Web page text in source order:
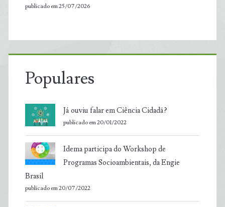
publicado em 25/07/2026
Populares
Já ouviu falar em Ciência Cidadã?
publicado em 20/01/2022
Idema participa do Workshop de
Programas Socioambientais, da Engie
Brasil
publicado em 20/07/2022